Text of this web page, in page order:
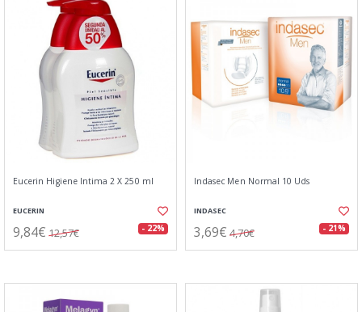
Eucerin Higiene Intima 2 X 250 ml
EUCERIN
9,84€ 12,57€ - 22%
Indasec Men Normal 10 Uds
INDASEC
3,69€ 4,70€ - 21%